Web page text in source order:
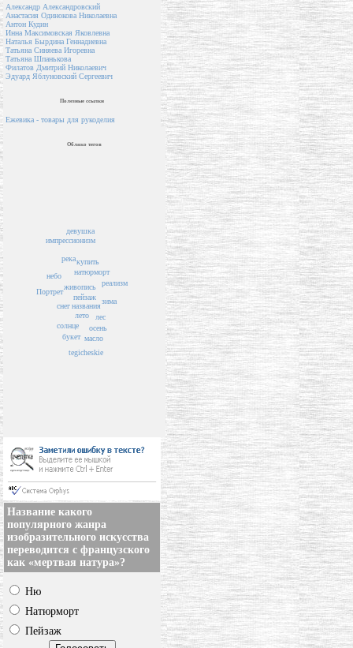
Александр Александровский
Анастасия Одинокова Николаевна
Антон Кудин
Инна Максимовская Яковлевна
Наталья Бырдина Геннадиевна
Татьяна Синяева Игоревна
Татьяна Шпанькова
Филатов Дмитрий Николаевич
Эдуард Яблуновский Сергеевич
Полезные ссылки
Ежевика - товары для рукоделия
Облако тегов
пейзаж
названия
живопись
лето
натюрморт
купить
солнце
лес
зима
осень
букет масло
река
снег
tegicheskie
реализм
небо
импрессионизм
Портрет
девушка
Название какого
популярного жанра
изобразительного искусства
переводится с французского
как «мертвая натура»?
Ню
Натюрморт
Пейзаж